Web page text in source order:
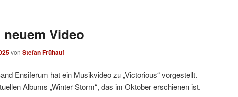
Video
von Stefan Frühauf
Ensiferum hat ein Musikvideo zu „Victorious“ vorgestellt.
Albums „Winter Storm“, das im Oktober erschienen ist.